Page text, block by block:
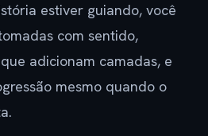
estiver guiando, você
com sentido,
adicionam camadas, e
mesmo quando o